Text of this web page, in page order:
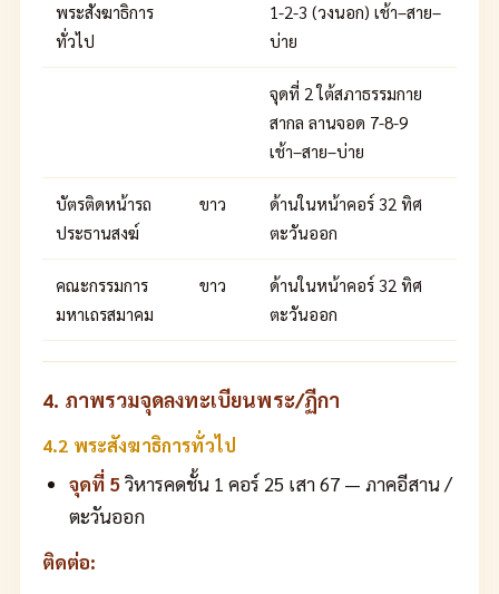
พระสังฆาธิการ
ทั่วไป
1-2-3 (วงนอก) เช้า–สาย–
บ่าย
จุดที่ 2 ใต้สภาธรรมกาย
สากล ลานจอด 7-8-9
เช้า–สาย–บ่าย
บัตรติดหน้ารถ
ประธานสงฆ์
ขาว
ด้านในหน้าคอร์ 32 ทิศ
ตะวันออก
คณะกรรมการ
มหาเถรสมาคม
ขาว
ด้านในหน้าคอร์ 32 ทิศ
ตะวันออก
4. ภาพรวมจุดลงทะเบียนพระ/ฏีกา
4.2 พระสังฆาธิการทั่วไป
จุดที่ 5วิหารคดชั้น 1 คอร์ 25 เสา 67 — ภาคอีสาน /
ตะวันออก
ติดต่อ: